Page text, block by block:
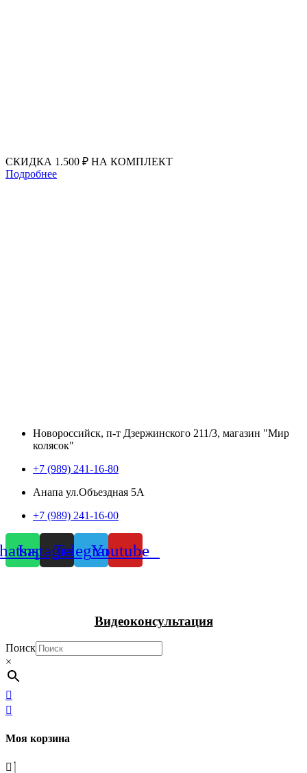
СКИДКА 1.500 ₽ НА КОМПЛЕКТ
Подробнее
Новороссийск, п-т Дзержинского 211/3, магазин "Мир
колясок"
+7 (989) 241-16-80
Анапа ул.Объездная 5А
+7 (989) 241-16-00
InstagramTelegramYoutube
Видеоконсультация
Поиск
×
Моя корзина